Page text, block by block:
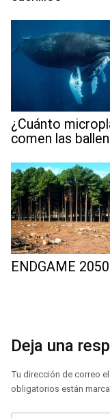
¿Cuánto
comen las
ENDGAME 2050
Deja una
Tu dirección de correo
obligatorios están